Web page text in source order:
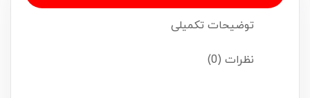
توضیحات تکمیلی
نظرات (0)